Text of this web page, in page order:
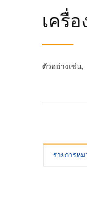
เครื่
ตัวอย่างเช่น,
รายการหม